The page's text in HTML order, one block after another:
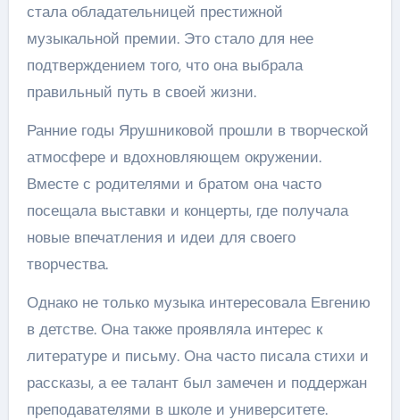
стала обладательницей престижной
музыкальной премии. Это стало для нее
подтверждением того, что она выбрала
правильный путь в своей жизни.
Ранние годы Ярушниковой прошли в творческой
атмосфере и вдохновляющем окружении.
Вместе с родителями и братом она часто
посещала выставки и концерты, где получала
новые впечатления и идеи для своего
творчества.
Однако не только музыка интересовала Евгению
в детстве. Она также проявляла интерес к
литературе и письму. Она часто писала стихи и
рассказы, а ее талант был замечен и поддержан
преподавателями в школе и университете.